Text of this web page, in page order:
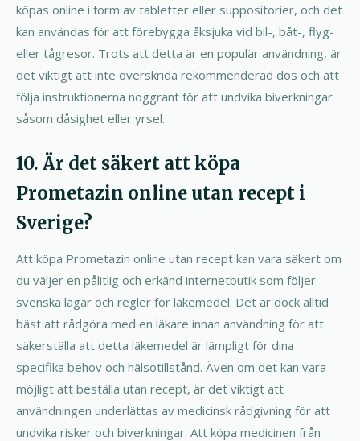
köpas online i form av tabletter eller suppositorier, och det
kan användas för att förebygga åksjuka vid bil-, båt-, flyg-
eller tågresor. Trots att detta är en populär användning, är
det viktigt att inte överskrida rekommenderad dos och att
följa instruktionerna noggrant för att undvika biverkningar
såsom dåsighet eller yrsel.
10. Är det säkert att köpa
Prometazin online utan recept i
Sverige?
Att köpa Prometazin online utan recept kan vara säkert om
du väljer en pålitlig och erkänd internetbutik som följer
svenska lagar och regler för läkemedel. Det är dock alltid
bäst att rådgöra med en läkare innan användning för att
säkerställa att detta läkemedel är lämpligt för dina
specifika behov och hälsotillstånd. Även om det kan vara
möjligt att beställa utan recept, är det viktigt att
användningen underlättas av medicinsk rådgivning för att
undvika risker och biverkningar. Att köpa medicinen från